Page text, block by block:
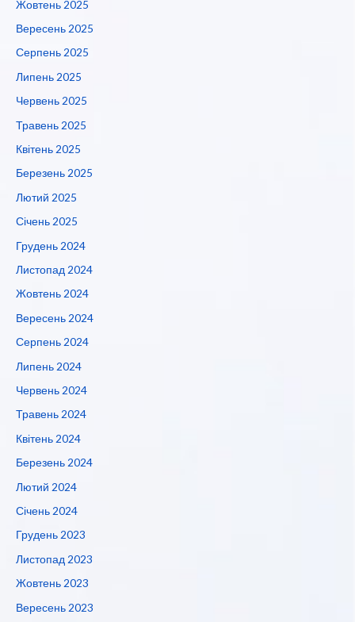
Жовтень 2025
Вересень 2025
Серпень 2025
Липень 2025
Червень 2025
Травень 2025
Квітень 2025
Березень 2025
Лютий 2025
Січень 2025
Грудень 2024
Листопад 2024
Жовтень 2024
Вересень 2024
Серпень 2024
Липень 2024
Червень 2024
Травень 2024
Квітень 2024
Березень 2024
Лютий 2024
Січень 2024
Грудень 2023
Листопад 2023
Жовтень 2023
Вересень 2023